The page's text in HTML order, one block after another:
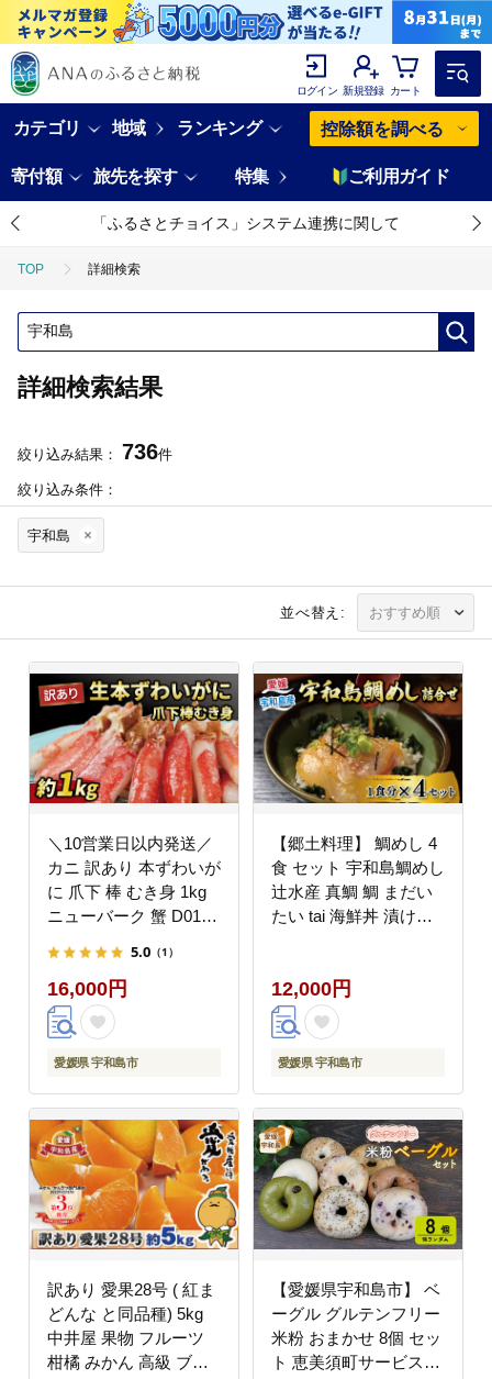
ログイン 新規登録 カート
カテゴリ 地域 ランキング 控除額を調べる
寄付額 旅先を探す 特集 ご利用ガイド
「ふるさとチョイス」システム連携に関して
TOP 詳細検索
詳細検索結果
絞り込み結果： 736件
絞り込み条件：
宇和島
並べ替え:
＼10営業日以内発送／
カニ 訳あり 本ずわいが
に 爪下 棒 むき身 1kg
ニューバーク 蟹 D016-
5.0 （1）
16,000円
愛媛県 宇和島市
【郷土料理】 鯛めし 4
食 セット 宇和島鯛めし
辻水産 真鯛 鯛 まだい
たい tai 海鮮丼 漬け丼
12,000円
愛媛県 宇和島市
訳あり 愛果28号 ( 紅ま
どんな と同品種) 5kg
中井屋 果物 フルーツ
柑橘 みかん 高級 ブラ
【愛媛県宇和島市】 ベ
ーグル グルテンフリー
米粉 おまかせ 8個 セッ
ト 恵美須町サービスエ